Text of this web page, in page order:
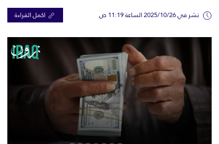
نشر في 2025/10/26 الساعة 11:19 ص اكمل القراءة